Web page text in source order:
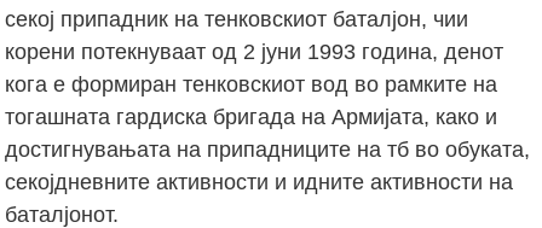
секој припадник на тенковскиот баталјон, чии
корени потекнуваат од 2 јуни 1993 година, денот
кога е формиран тенковскиот вод во рамките на
тогашната гардиска бригада на Армијата, како и
достигнувањата на припадниците на тб во обуката,
секојдневните активности и идните активности на
баталјонот.